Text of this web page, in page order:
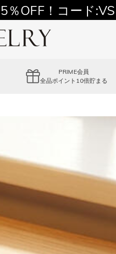
送無料！
OFF！コード:VS2
PRIME会員
全品ポイント10倍貯まる